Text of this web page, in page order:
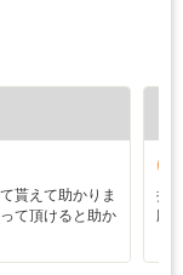
貰えて助かりま
て頂けると助か
担
応